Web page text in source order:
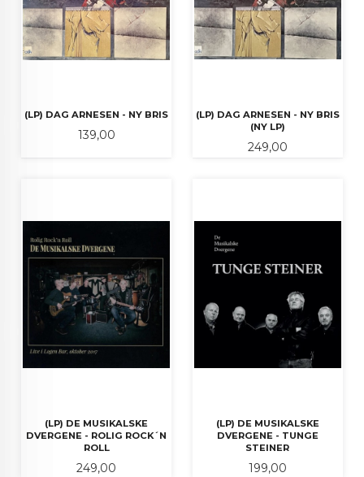
(LP) DAG ARNESEN - NY BRIS
Pris
139,00
(LP) DAG ARNESEN - NY BRIS
(NY LP)
Pris
249,00
(LP) DE MUSIKALSKE
DVERGENE - ROLIG ROCK´N
ROLL
Pris
249,00
(LP) DE MUSIKALSKE
DVERGENE - TUNGE
STEINER
Pris
199,00